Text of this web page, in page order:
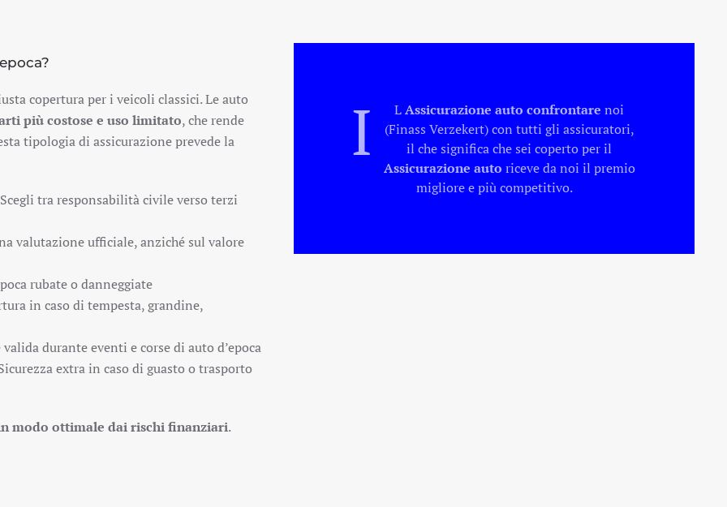
copertura per i veicoli classici. Le auto
più costose e uso limitato, che rende
tipologia di assicurazione prevede la
tra responsabilità civile verso terzi
valutazione ufficiale, anziché sul valore
rubate o danneggiate
in caso di tempesta, grandine,
durante eventi e corse di auto d’epoca
extra in caso di guasto o trasporto
modo ottimale dai rischi finanziari.
I LAssicurazione auto confrontare noi
(Finass Verzekert) con tutti gli assicuratori,
il che significa che sei coperto per il
Assicurazione auto riceve da noi il premio
migliore e più competitivo.